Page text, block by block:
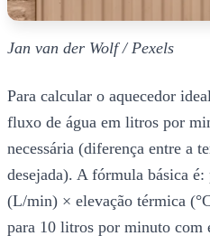
Jan van der Wolf / Pexels
Para calcular o aquecedor
fluxo de água em litros por
necessária (diferença entre a
desejada). A fórmula básica
(L/min) × elevação térmica
para 10 litros por minuto com